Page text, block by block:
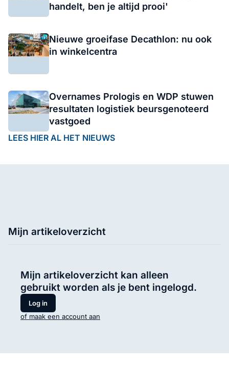
handelt, ben je altijd prooi'
Nieuwe groeifase Decathlon: nu ook
in winkelcentra
Overnames Prologis en WDP stuwen
resultaten logistiek beursgenoteerd
vastgoed
LEES HIER AL HET NIEUWS
Mijn artikeloverzicht
Mijn artikeloverzicht kan alleen
gebruikt worden als je bent ingelogd.
Log in
of maak een account aan